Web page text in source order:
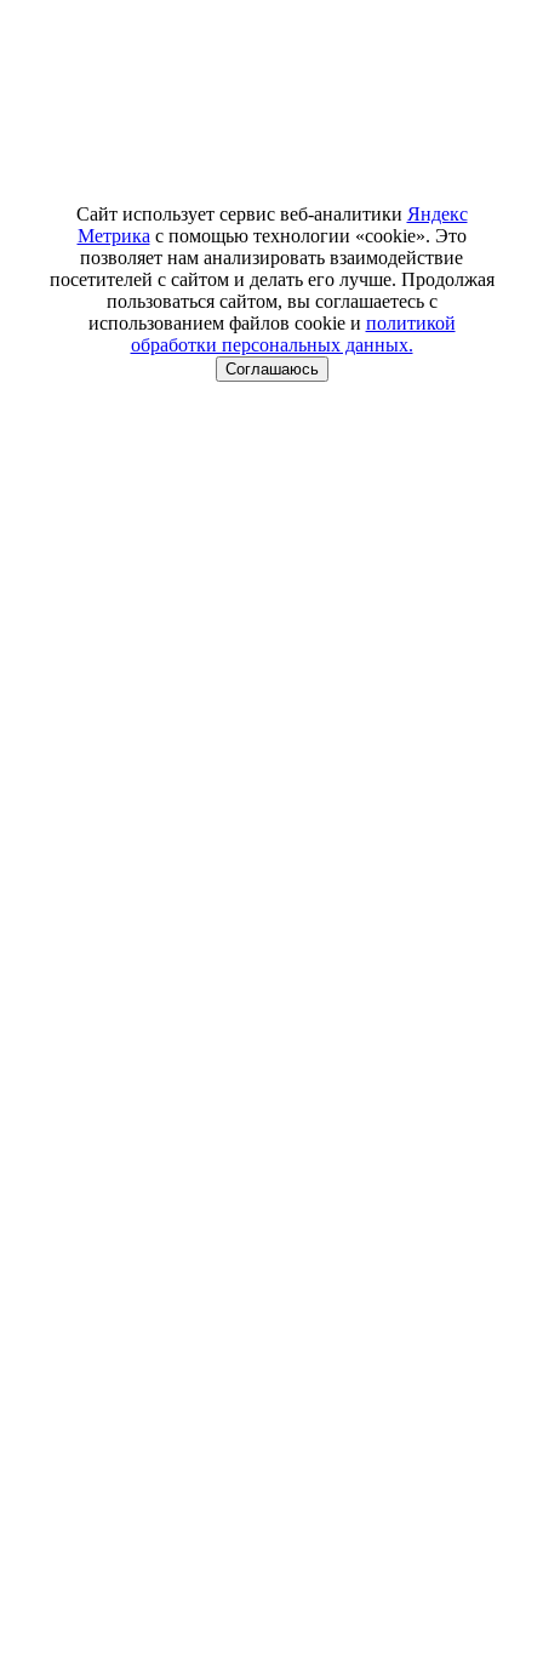
Сайт использует сервис веб-аналитики Яндекс
Метрика с помощью технологии «cookie». Это
позволяет нам анализировать взаимодействие
посетителей с сайтом и делать его лучше. Продолжая
пользоваться сайтом, вы соглашаетесь с
использованием файлов cookie и политикой
обработки персональных данных.
Соглашаюсь